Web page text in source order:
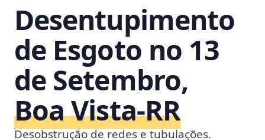
Desentupimento
de Esgoto no 13
de Setembro,
Boa Vista‑RR
Desobstrução de redes e tubulações.